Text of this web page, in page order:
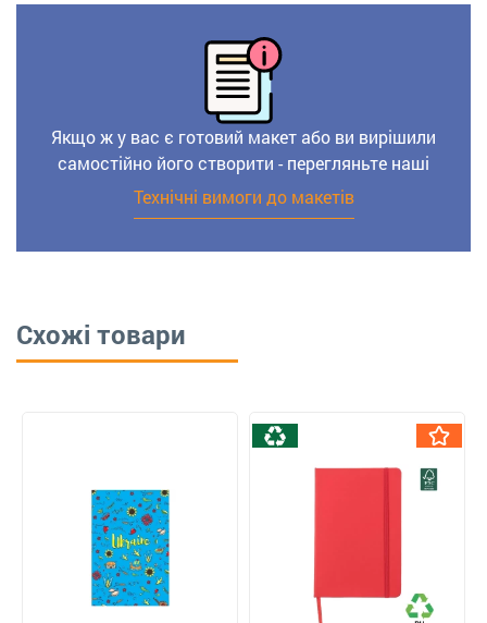
Якщо ж у вас є готовий макет або ви вирішили
самостійно його створити - перегляньте наші
Технічні вимоги до макетів
Схожі товари